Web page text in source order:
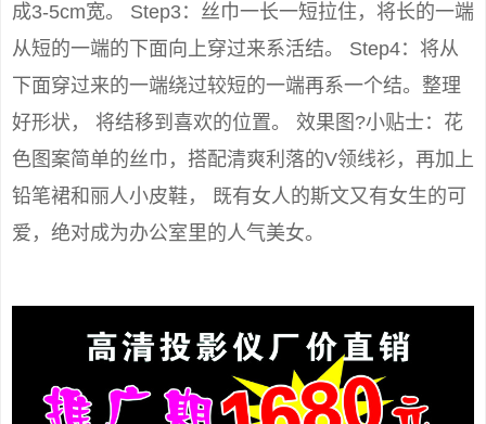
成3-5cm宽。 Step3：丝巾一长一短拉住，将长的一端
从短的一端的下面向上穿过来系活结。 Step4：将从
下面穿过来的一端绕过较短的一端再系一个结。整理
好形状， 将结移到喜欢的位置。 效果图?小贴士：花
色图案简单的丝巾，搭配清爽利落的V领线衫，再加上
铅笔裙和丽人小皮鞋， 既有女人的斯文又有女生的可
爱，绝对成为办公室里的人气美女。